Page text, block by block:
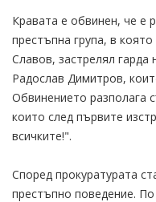
Кравата е обвинен, че е
престъпна група, в
Славов, застрелял
Радослав Димитров,
Обвинението разполага
които след първите
всичките!".
Според прокуратурата
престъпно поведение.